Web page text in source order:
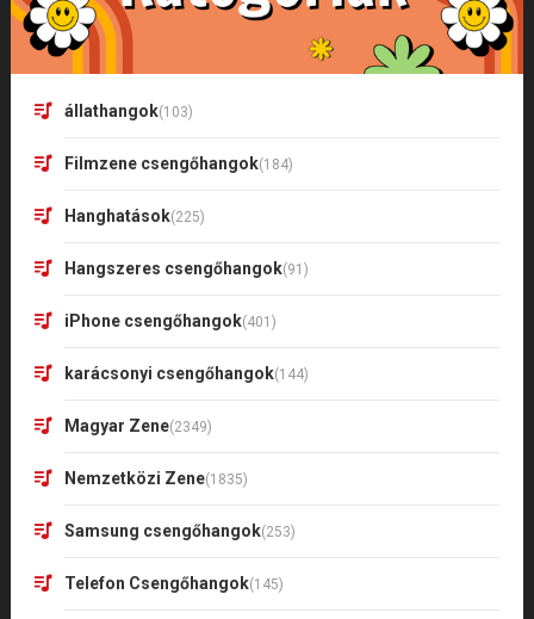
állathangok(103)
Filmzene csengőhangok(184)
Hanghatások(225)
Hangszeres csengőhangok(91)
iPhone csengőhangok(401)
karácsonyi csengőhangok(144)
Magyar Zene(2349)
Nemzetközi Zene(1835)
Samsung csengőhangok(253)
Telefon Csengőhangok(145)